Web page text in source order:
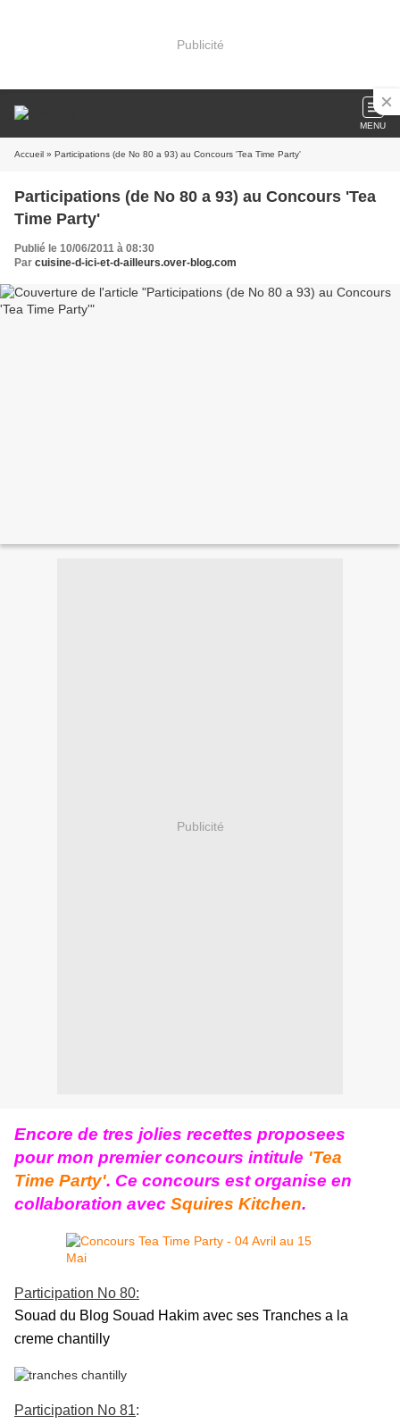
Publicité
MENU
Accueil » Participations (de No 80 a 93) au Concours 'Tea Time Party'
Participations (de No 80 a 93) au Concours 'Tea
Time Party'
Publié le 10/06/2011 à 08:30
Par cuisine-d-ici-et-d-ailleurs.over-blog.com
Publicité
Encore de tres jolies recettes proposees
pour mon premier concours intitule 'Tea
Time Party'. Ce concours est organise en
collaboration avec Squires Kitchen.
Participation No 80:
Souad du Blog Souad Hakim avec ses Tranches a la
creme chantilly
Participation No 81: